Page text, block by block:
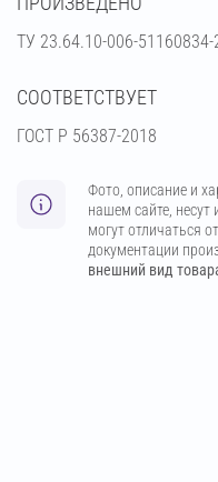
ТУ 23.64.10-006-51160834-
СООТВЕТСТВУЕТ
ГОСТ Р 56387-2018
Фото, описание и
нашем сайте, несут
могут отличаться
документации
внешний вид